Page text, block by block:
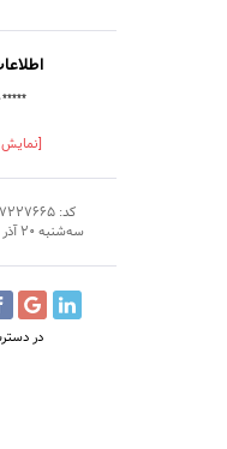
[نمایش
کد: 140309178227227665
سه‌شنبه 20 آذر 03 ساعت 17:23
در